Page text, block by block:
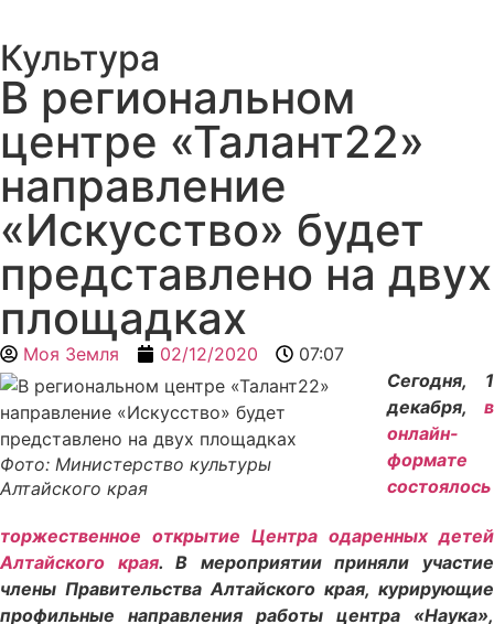
Культура
В региональном
центре «Талант22»
направление
«Искусство» будет
представлено на двух
площадках
Моя Земля 02/12/2020 07:07
Фото: Министерство культуры
Алтайского края
Сегодня, 1
декабря, в
онлайн-
формате
состоялось
торжественное открытие Центра одаренных детей
Алтайского края. В мероприятии приняли участие
члены Правительства Алтайского края, курирующие
профильные направления работы центра «Наука»,